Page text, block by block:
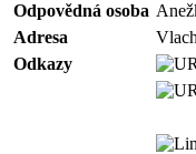
Odpovědná osoba
Adresa
Odkazy